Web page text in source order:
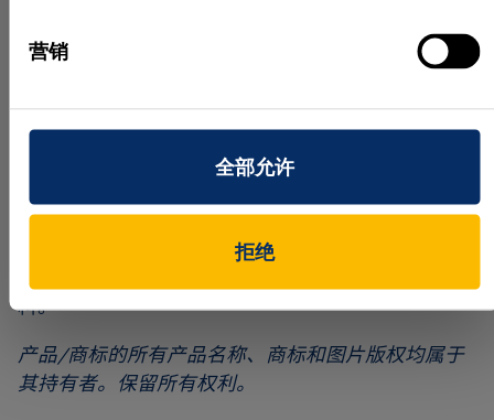
营销
全部允许
拒绝
Tablar 标识号在托盘离开传送带以便堆放之前与 KID
关联。此后，只会使用 TID 通过 Siemens 提供的仓库
一辆巨大的轨道升降车将托盘运送到货架上存放（图
8）。货物需要运输时，仓库管理系统还可以取下装
有所需包裹的托盘，这一过程由客户通过邮购、电话
或互联网下的订单发起。
作者：Lutz Kreutzer 博士和 Ralf Grieser 博士
感谢 Quelle GmbH 和 Baumer Optronic GmbH 提供资
料。
产品/商标的所有产品名称、商标和图片版权均属于
其持有者。保留所有权利。